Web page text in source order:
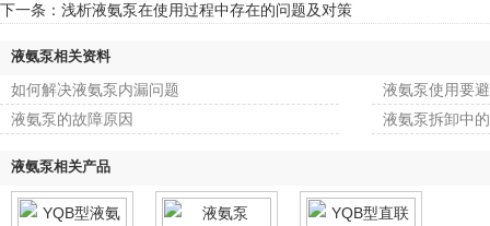
下一条： 浅析液氨泵在使用过程中存在的问题及对策
液氨泵相关资料
如何解决液氨泵内漏问题
液氨泵使用要
液氨泵的故障原因
液氨泵拆卸中
液氨泵相关产品